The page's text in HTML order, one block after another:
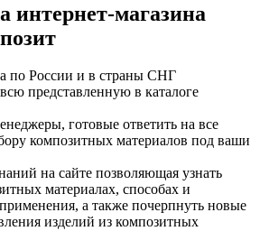
интернет-магазина
по России и в страны СНГ
представленную в каталоге
готовые ответить на все
композитных материалов под ваши
на сайте позволяющая узнать
материалах, способах и
а также почерпнуть новые
изделий из композитных